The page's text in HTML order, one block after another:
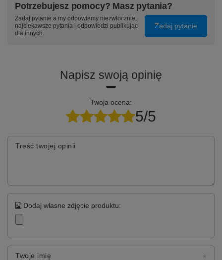
✅Wyświetlacz jest łatwy do
zainstalowania,zwłaszcza dla osób posiadających
pewne doświadczenie w samodzielnej wymianie części
w iPhone.
Potrzebujesz pomocy? Masz pytania?
Zadaj pytanie a my odpowiemy niezwłocznie,
najciekawsze pytania i odpowiedzi publikując
dla innych.
Zadaj pytanie
Napisz swoją opinię
Twoja ocena:
5/5
Treść twojej opinii
Dodaj własne zdjęcie produktu:
Twoje imię